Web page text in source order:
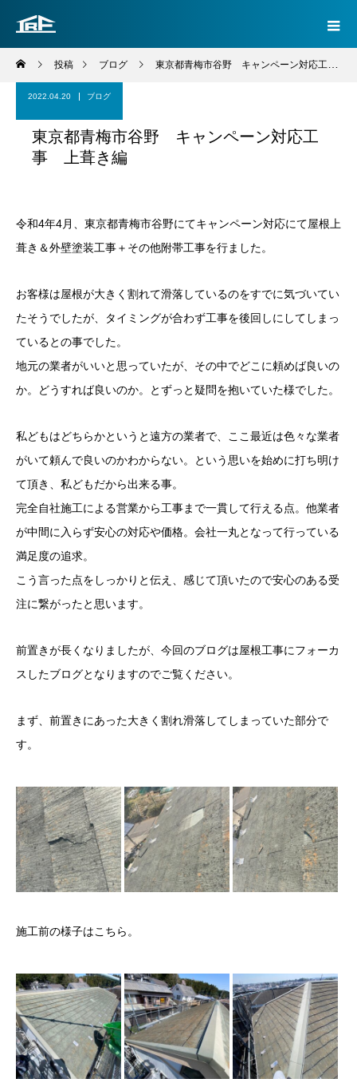
投稿 ブログ 東京都青梅市谷野 キャンペーン対応工事 上葺き編
2022.04.20 ブログ
東京都青梅市谷野 キャンペーン対応工
事 上葺き編
令和4年4月、東京都青梅市谷野にてキャンペーン対応にて屋根上
葺き＆外壁塗装工事＋その他附帯工事を行ました。
お客様は屋根が大きく割れて滑落しているのをすでに気づいてい
たそうでしたが、タイミングが合わず工事を後回しにしてしまっ
ているとの事でした。
地元の業者がいいと思っていたが、その中でどこに頼めば良いの
か。どうすれば良いのか。とずっと疑問を抱いていた様でした。
私どもはどちらかというと遠方の業者で、ここ最近は色々な業者
がいて頼んで良いのかわからない。という思いを始めに打ち明け
て頂き、私どもだから出来る事。
完全自社施工による営業から工事まで一貫して行える点。他業者
が中間に入らず安心の対応や価格。会社一丸となって行っている
満足度の追求。
こう言った点をしっかりと伝え、感じて頂いたので安心のある受
注に繋がったと思います。
前置きが長くなりましたが、今回のブログは屋根工事にフォーカ
スしたブログとなりますのでご覧ください。
まず、前置きにあった大きく割れ滑落してしまっていた部分で
す。
施工前の様子はこちら。